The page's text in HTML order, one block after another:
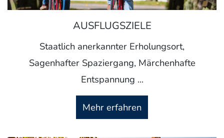
AUSFLUGSZIELE
Staatlich anerkannter Erholungsort,
Sagenhafter Spaziergang, Märchenhafte
Entspannung ...
Mehr erfahren